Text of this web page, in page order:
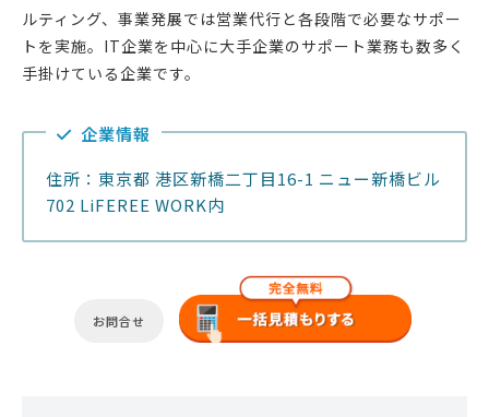
ルティング、事業発展では営業代行と各段階で必要なサポー
トを実施。IT企業を中心に大手企業のサポート業務も数多く
手掛けている企業です。
企業情報
住所：東京都 港区新橋二丁目16-1 ニュー新橋ビル
702 LiFEREE WORK内
お問合せ